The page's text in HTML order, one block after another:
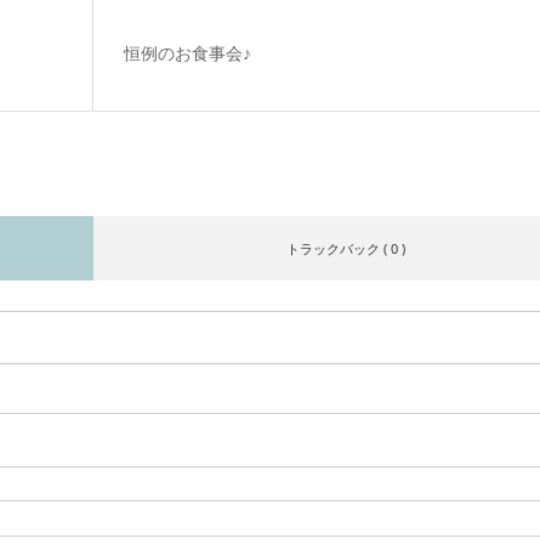
恒例のお食事会♪
トラックバック ( 0 )